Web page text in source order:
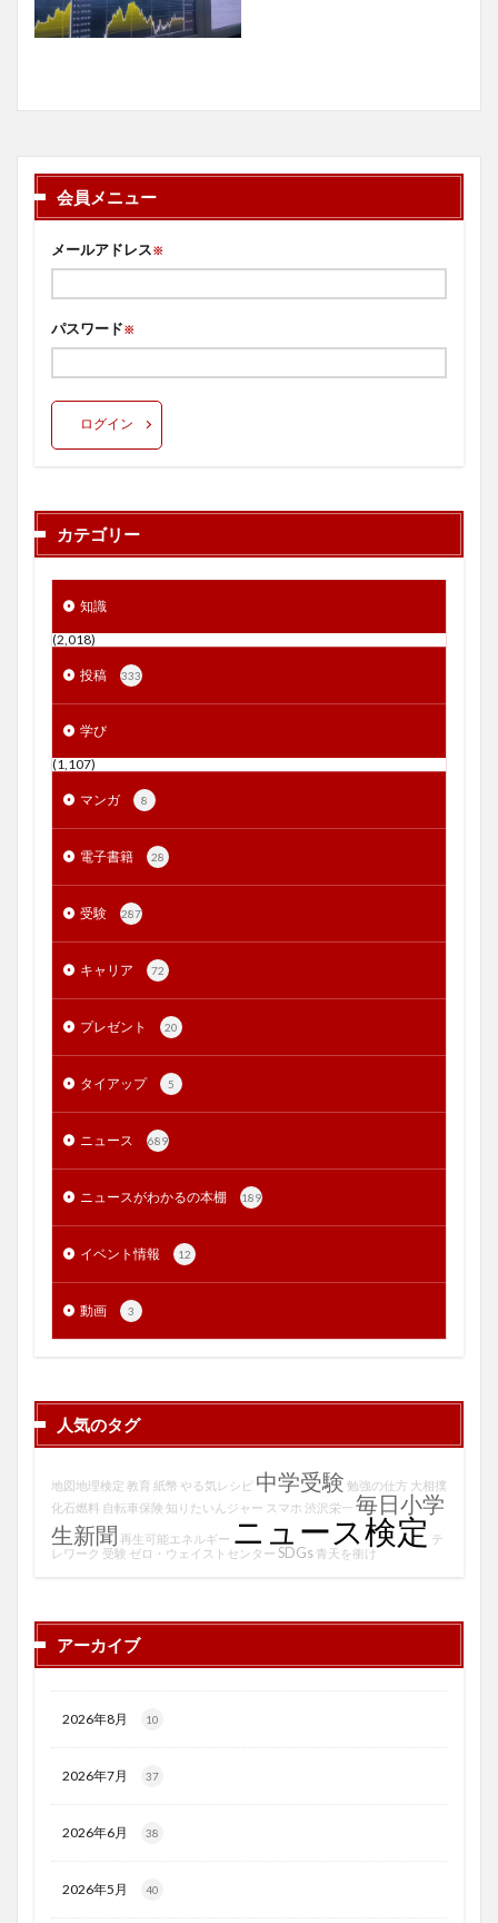
会員メニュー
メールアドレス※
パスワード※
ログイン
カテゴリー
知識
(2,018)
投稿 333
学び
(1,107)
マンガ 8
電子書籍 28
受験 287
キャリア 72
プレゼント 20
タイアップ 5
ニュース 689
ニュースがわかるの本棚 189
イベント情報 12
動画 3
人気のタグ
地図地理検定 教育 紙幣 やる気レシピ 中学受験 勉強の仕方 大相撲
化石燃料 自転車保険 知りたいんジャー スマホ 渋沢栄一 毎日小学
生新聞 再生可能エネルギー ニュース検定 テ
レワーク 受験 ゼロ・ウェイストセンター SDGs 青天を衝け
アーカイブ
2026年8月 10
2026年7月 37
2026年6月 38
2026年5月 40